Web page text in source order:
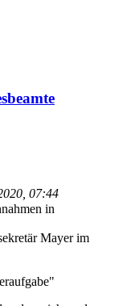
07:44
in
Mayer im